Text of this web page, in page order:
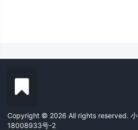
Copyright © 2026 All rights reserved. 小
18008933号-2